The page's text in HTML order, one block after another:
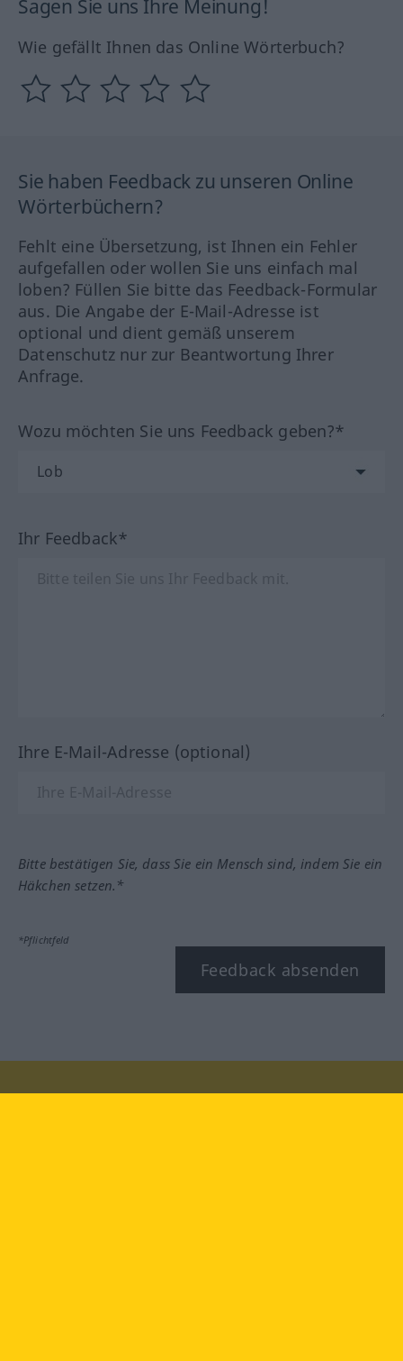
Sagen Sie uns Ihre Meinung!
Wie gefällt Ihnen das Online Wörterbuch?
Sie haben Feedback zu unseren Online
Wörterbüchern?
Fehlt eine Übersetzung, ist Ihnen ein Fehler
aufgefallen oder wollen Sie uns einfach mal
loben? Füllen Sie bitte das Feedback-Formular
aus. Die Angabe der E-Mail-Adresse ist
optional und dient gemäß unserem
Datenschutz nur zur Beantwortung Ihrer
Anfrage.
Wozu möchten Sie uns Feedback geben?*
Ihr Feedback*
Ihre E-Mail-Adresse (optional)
Bitte bestätigen Sie, dass Sie ein Mensch sind, indem Sie ein
Häkchen setzen.*
*Pflichtfeld
Feedback absenden